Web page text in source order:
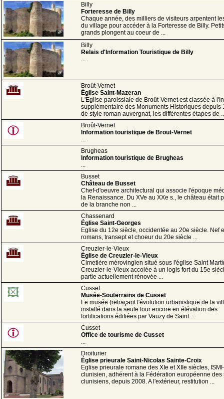
Billy
Forteresse de Billy
Chaque année, des milliers de visiteurs arpentent
du village pour accéder à la Forteresse de Billy.
grands plongent au coeur de ...
Billy
Relais d'Information Touristique de Billy
...
Broût-Vernet
Église Saint-Mazeran
L'Eglise paroissiale de Broût-Vernet est classée à
supplémentaire des Monuments Historiques depuis
de style roman auvergnat, les différentes étapes de
Broût-Vernet
Information touristique de Brout-Vernet
...
Brugheas
Information touristique de Brugheas
...
Busset
Château de Busset
Chef-d'oeuvre architectural qui associe l'époque
la Renaissance. Du XVe au XXe s., le château était
de la branche non ...
Chassenard
Église Saint-Georges
Eglise du 12e siècle, occidentée au 20e siècle. Nef
romans, transept et choeur du 20e siècle ...
Creuzier-le-Vieux
Église de Creuzier-le-Vieux
Cimetière mérovingien situé sous l'église Saint
Creuzier-le-Vieux accolée à un logis fort du 15e
partie actuellement rénovée ...
Cusset
Musée-Souterrains de Cusset
Le musée (retraçant l'évolution urbanistique de la
installé dans la seule tour encore en élévation des
fortifications édifiées par Vauzy de Saint ...
Cusset
Office de tourisme de Cusset
...
Droiturier
Église prieurale Saint-Nicolas Sainte-Croix
Eglise prieurale romane des XIe et XIIe siècles,
clunisien, adhérent à la Fédération européenne des
clunisiens, depuis 2008. A l'extérieur, restitution ...